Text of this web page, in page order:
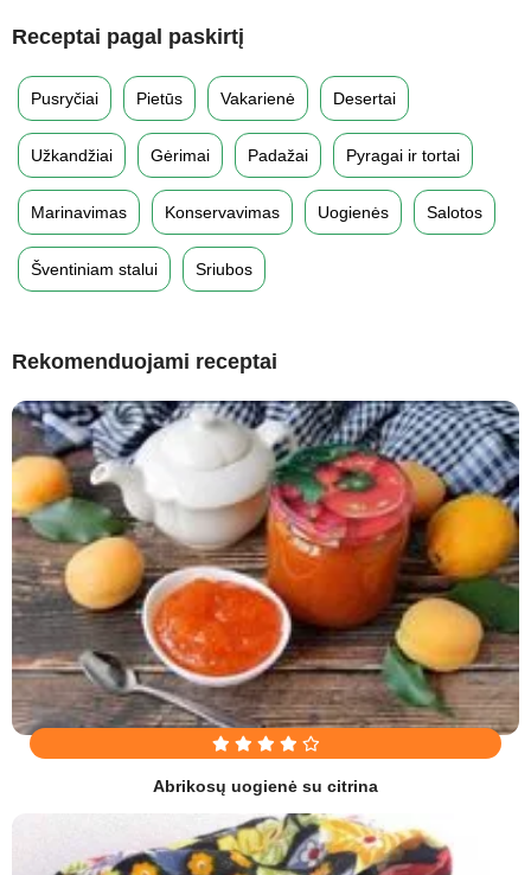
Receptai pagal paskirtį
Pusryčiai Pietūs Vakarienė Desertai
Užkandžiai Gėrimai Padažai Pyragai ir tortai
Marinavimas Konservavimas Uogienės Salotos
Šventiniam stalui Sriubos
Rekomenduojami receptai
Abrikosų uogienė su citrina